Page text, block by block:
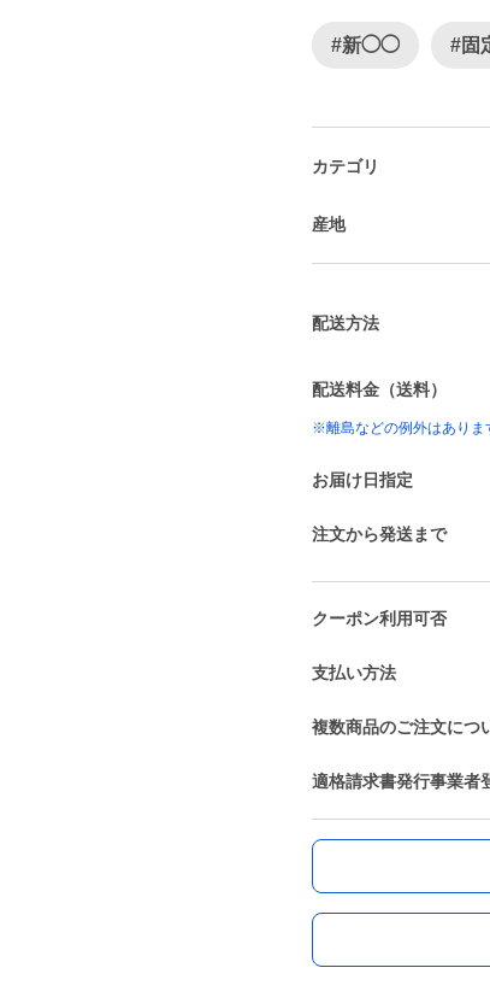
#新◯◯ #固
カテゴリ
産地
配送方法
配送料金（送料）
※離島などの例外はありま
お届け日指定
注文から発送まで
クーポン利用可否
支払い方法
複数商品のご注文につ
適格請求書発行事業者